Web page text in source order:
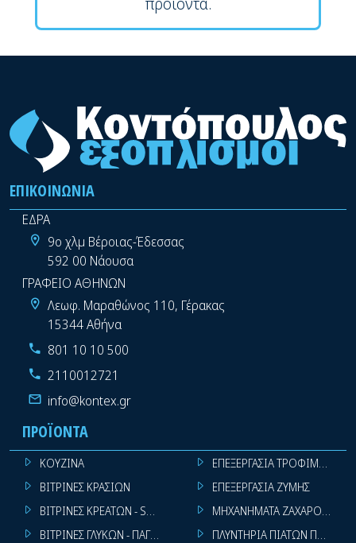
ΕΠΙΚΟΙΝΩΝΊΑ
ΕΔΡΑ
9ο χλμ Βέροιας-Έδεσσας
592 00 Νάουσα
ΓΡΑΦΕΙΟ ΑΘΗΝΩΝ
Λεωφ. Μαραθώνος 110, Γέρακας
15344 Αθήνα
801 10 10 500
2110012721
info@kontex.gr
ΠΡΟΪΌΝΤΑ
ΚΟΥΖΙΝΑ
ΒΙΤΡΙΝΕΣ ΚΡΑΣΙΩΝ
ΒΙΤΡΙΝΕΣ ΚΡΕΑΤΩΝ - SUPER MARKET
ΒΙΤΡΙΝΕΣ ΓΛΥΚΩΝ - ΠΑΓΩΤΩΝ
ΕΠΕΞΕΡΓΑΣΙΑ ΤΡΟΦΙΜΩΝ
ΕΠΕΞΕΡΓΑΣΙΑ ΖΥΜΗΣ
ΜΗΧΑΝΗΜΑΤΑ
ΠΛΥΝΤΗΡΙΑ ΠΙΑΤΩΝ